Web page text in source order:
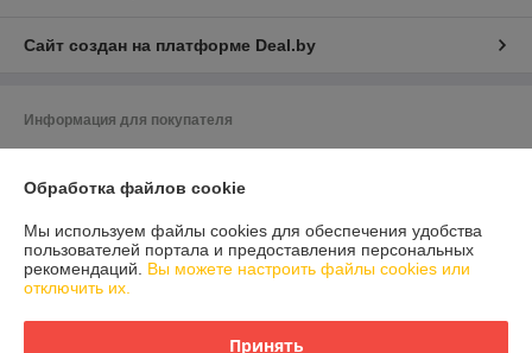
Сайт создан на платформе Deal.by
Информация для покупателя
УНП: 193543133
Регистрационный орган: Минский горисполком
Дата регистрации компании: 04.05.2021
Обработка файлов cookie
Мы используем файлы cookies для обеспечения удобства
пользователей портала и предоставления персональных
рекомендаций. Вы можете настроить файлы cookies или
отключить их.
Принять